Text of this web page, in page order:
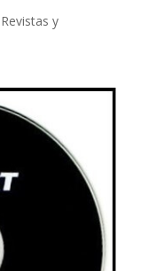
Revistas y